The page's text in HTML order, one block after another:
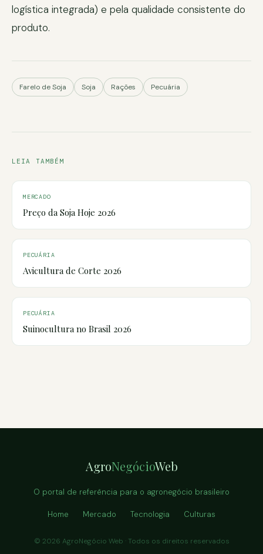
logística integrada) e pela qualidade consistente do
produto.
Farelo de Soja Soja Rações Pecuária
LEIA TAMBÉM
MERCADO
Preço da Soja Hoje 2026
PECUÁRIA
Avicultura de Corte 2026
PECUÁRIA
Suinocultura no Brasil 2026
AgroNegócioWeb
O portal de referência para o agronegócio brasileiro
Home Mercado Tecnologia Culturas
© 2026 AgroNegócio Web · Todos os direitos reservados